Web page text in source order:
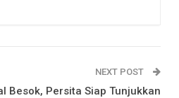
NEXT POST
Besok, Persita Siap Tunjukkan